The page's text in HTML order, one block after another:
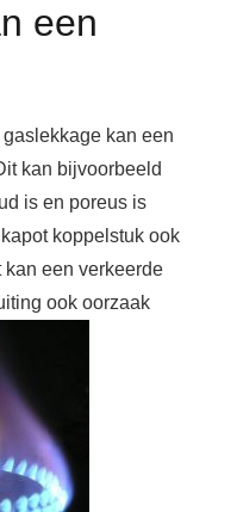
een
kan een
kan bijvoorbeeld
is en poreus is
koppelstuk ook
een verkeerde
ook oorzaak